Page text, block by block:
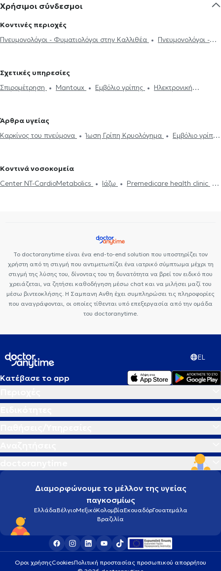
Χρήσιμοι σύνδεσμοι
Κοντινές περιοχές
Πνευμονολόγοι - Φυματιολόγοι στην Καλλιθέα
Πνευμονολόγοι -
Πνευμονολόγοι - Φυματιολόγοι στη Νέα Σμύρνη
- Φυματιολόγοι στα Πετράλωνα
Πνευμονολόγοι - Φυματιολόγοι
Πνευμονολόγοι - Φυματιολόγοι στον Άλιμο
Άγιο Δημήτριο
Πνευμονολόγοι - Φυματιολόγοι στο Κερατσίνι
Φυματιολόγοι στα Άνω Πατήσια
στην Ηλιούπολη
Πνευμονολόγοι - Φυματιολόγοι στα Εξάρχεια
Σχετικές υπηρεσίες
Σπιρομέτρηση
Mantoux Εμβόλιο γρίπης
Ηλεκτρονική
Ύπνου
Διακοπή Καπνίσματος
πληθυσμογραφία
Εργοσπιρομετρία Άσθμα
Εκπνεόμενο
Λοίμωξη αναπνευστικού
Άρθρα υγείας
Καρκίνος του πνεύμονα
Ίωση Γρίπη Κρυολόγημα
Εμβόλιο γρίπης
Κοντινά νοσοκομεία
Center NT-CardioMetabolics
Ιάζω
Premedicare health clinic
Το doctoranytime είναι ένα end-to-end solution που υποστηρίζει τον
χρήστη από τη στιγμή που αντιμετωπίζει ένα ιατρικό σύμπτωμα μέχρι τη
στιγμή της λύσης του, δίνοντας του τη δυνατότητα να βρεί τον ειδικό που
χρειάζεται, να ζητήσει καθοδήγηση μέσω chat και να μιλήσει μαζί του
μέσω βιντεοκλήσης. Η Σαμπανη Ανθη έχει συμπληρώσει τις πληροφορίες
που αναγράφονται, οι οποίες τίθενται υπό επεξεργασία από την ομάδα
του doctoranytime.
EL
Κατέβασε το app
Διαμορφώνουμε το μέλλον της υγείας
παγκοσμίως
ΕλλάδαΒέλγιοΜεξικόΚολομβίαΕκουαδόρΓουατεμάλα
Βραζιλία
Οροι χρήσηςCookiesΠολιτική προστασίας προσωπικού απορρήτου